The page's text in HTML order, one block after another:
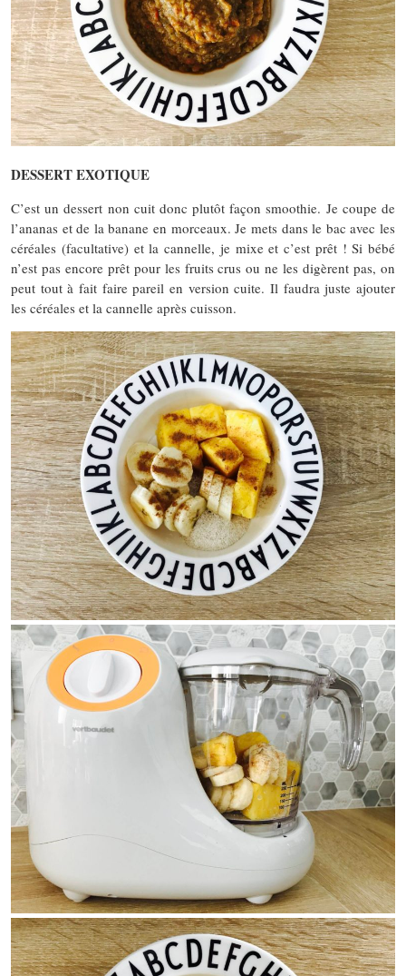
DESSERT EXOTIQUE
C’est un dessert non cuit donc plutôt façon smoothie. Je coupe de
l’ananas et de la banane en morceaux. Je mets dans le bac avec les
céréales (facultative) et la cannelle, je mixe et c’est prêt ! Si bébé
n’est pas encore prêt pour les fruits crus ou ne les digèrent pas, on
peut tout à fait faire pareil en version cuite. Il faudra juste ajouter
les céréales et la cannelle après cuisson.